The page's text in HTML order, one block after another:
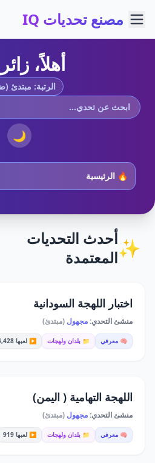
مصنع تحديات IQ
أهلاً،
الرتبة: مبتدئ
🌙
✨أحدث التحديات
المعتمدة
اختبار اللهجة السودانية
منشئ التحدي:مجهول (مبتدئ)
🧠 معرفي 📁 بلدان ولهجات ▶️ لعبها 4,428
اللهجة التهامية ( اليمن)
منشئ التحدي:مجهول (مبتدئ)
🧠 معرفي 📁 بلدان ولهجات ▶️ لعبها 919